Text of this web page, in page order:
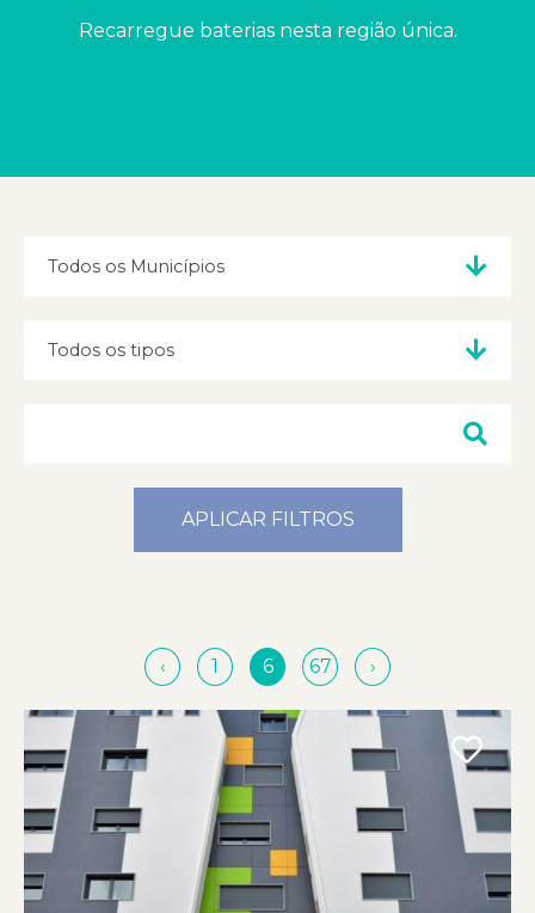
Recarregue baterias nesta região única.
APLICAR FILTROS
‹ 1 6 67 ›